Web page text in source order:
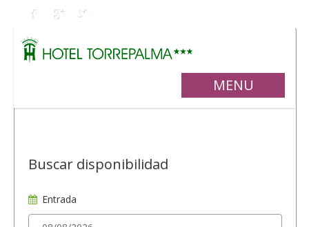
MENU
Buscar disponibilidad
Entrada